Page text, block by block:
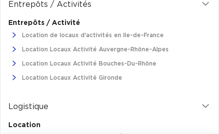
Entrepôts / Activités
Entrepôts / Activité
Location de locaux d'activités en Ile-de-France
Location Locaux Activité Auvergne-Rhône-Alpes
Location Locaux Activité Bouches-Du-Rhône
Location Locaux Activité Gironde
Logistique
Location